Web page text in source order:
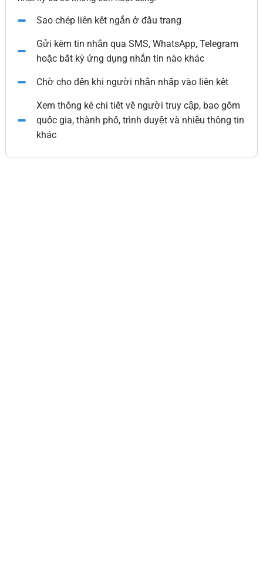
Sao chép liên kết ngắn ở đầu trang
Gửi kèm tin nhắn qua SMS, WhatsApp, Telegram
hoặc bất kỳ ứng dụng nhắn tin nào khác
Chờ cho đến khi người nhận nhấp vào liên kết
Xem thống kê chi tiết về người truy cập, bao gồm
quốc gia, thành phố, trình duyệt và nhiều thông tin
khác